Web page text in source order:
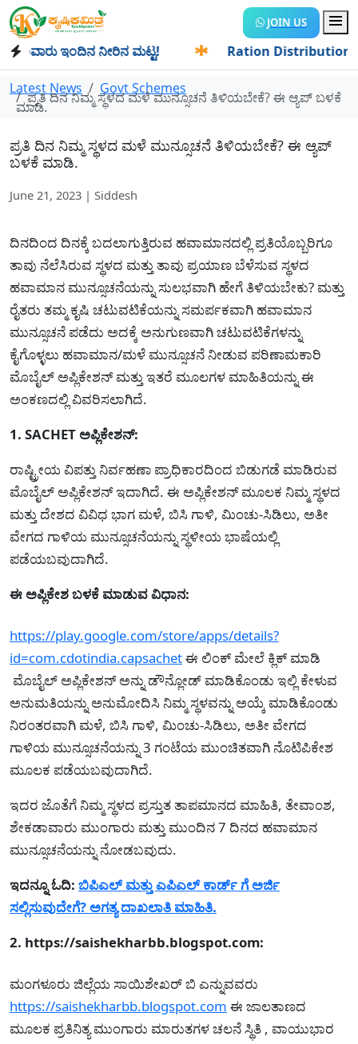
JOIN US
ಇಂದಿನ ನೀರಿನ ಮಟ್ಟ! Ration Distribution-
Latest News Govt Schemes
ಪ್ರತಿ ದಿನ ನಿಮ್ಮ ಸ್ಥಳದ ಮಳೆ ಮುನ್ಸೂಚನೆ ತಿಳಿಯಬೇಕೆ? ಈ ಆ್ಯಪ್ ಬಳಕೆ
ಮಾಡಿ.
ಪ್ರತಿ ದಿನ ನಿಮ್ಮ ಸ್ಥಳದ ಮಳೆ ಮುನ್ಸೂಚನೆ ತಿಳಿಯಬೇಕೆ? ಈ ಆ್ಯಪ್
ಬಳಕೆ ಮಾಡಿ.
June 21, 2023 | Siddesh
ದಿನದಿಂದ ದಿನಕ್ಕೆ ಬದಲಾಗುತ್ತಿರುವ ಹವಾಮಾನದಲ್ಲಿ ಪ್ರತಿಯೊಬ್ಬರಿಗೂ
ತಾವು ನೆಲೆಸಿರುವ ಸ್ಥಳದ ಮತ್ತು ತಾವು ಪ್ರಯಾಣ ಬೆಳೆಸುವ ಸ್ಥಳದ
ಹವಾಮಾನ ಮುನ್ಸೂಚನೆಯನ್ನು ಸುಲಭವಾಗಿ ಹೇಗೆ ತಿಳಿಯಬೇಕು? ಮತ್ತು
ರೈತರು ತಮ್ಮ ಕೃಷಿ ಚಟುವಟಿಕೆಯನ್ನು ಸಮರ್ಪಕವಾಗಿ ಹವಾಮಾನ
ಮುನ್ಸೂಚನೆ ಪಡೆದು ಅದಕ್ಕೆ ಅನುಗುಣವಾಗಿ ಚಟುವಟಿಕೆಗಳನ್ನು
ಕೈಗೊಳ್ಳಲು ಹವಾಮಾನ/ಮಳೆ ಮುನ್ಸೂಚನೆ ನೀಡುವ ಪರಿಣಾಮಕಾರಿ
ಮೊಬೈಲ್ ಅಪ್ಲಿಕೇಶನ್ ಮತ್ತು ಇತರೆ ಮೂಲಗಳ ಮಾಹಿತಿಯನ್ನು ಈ
ಅಂಕಣದಲ್ಲಿ ವಿವರಿಸಲಾಗಿದೆ.
1. SACHET ಅಪ್ಲಿಕೇಶನ್:
ರಾಷ್ಟ್ರೀಯ ವಿಪತ್ತು ನಿರ್ವಹಣಾ ಪ್ರಾಧಿಕಾರದಿಂದ ಬಿಡುಗಡೆ ಮಾಡಿರುವ
ಮೊಬೈಲ್ ಅಪ್ಲಿಕೇಶನ್ ಇದಾಗಿದೆ. ಈ ಅಪ್ಲಿಕೇಶನ್ ಮೂಲಕ ನಿಮ್ಮ ಸ್ಥಳದ
ಮತ್ತು ದೇಶದ ವಿವಿಧ ಭಾಗ ಮಳೆ, ಬಿಸಿ ಗಾಳಿ, ಮಿಂಚು-ಸಿಡಿಲು, ಅತೀ
ವೇಗದ ಗಾಳಿಯ ಮುನ್ಸೂಚನೆಯನ್ನು ಸ್ಥಳೀಯ ಭಾಷೆಯಲ್ಲಿ
ಪಡೆಯಬವುದಾಗಿದೆ.
ಈ ಅಪ್ಲಿಕೇಶ ಬಳಕೆ ಮಾಡುವ ವಿಧಾನ:
https://play.google.com/store/apps/details?
id=com.cdotindia.capsachetಈ ಲಿಂಕ್ ಮೇಲೆ ಕ್ಲಿಕ್ ಮಾಡಿ
ಮೊಬೈಲ್ ಅಪ್ಲಿಕೇಶನ್ ಅನ್ನು ಡೌನ್ಲೋಡ್ ಮಾಡಿಕೊಂಡು ಇಲ್ಲಿ ಕೇಳುವ
ಅನುಮತಿಯನ್ನು ಅನುಮೋದಿಸಿ ನಿಮ್ಮ ಸ್ಥಳವನ್ನು ಅಯ್ಕೆ ಮಾಡಿಕೊಂಡು
ನಿರಂತರವಾಗಿ ಮಳೆ, ಬಿಸಿ ಗಾಳಿ, ಮಿಂಚು-ಸಿಡಿಲು, ಅತೀ ವೇಗದ
ಗಾಳಿಯ ಮುನ್ಸೂಚನೆಯನ್ನು 3 ಗಂಟೆಯ ಮುಂಚಿತವಾಗಿ ನೊಟಿಪಿಕೇಶ
ಮೂಲಕ ಪಡೆಯಬವುದಾಗಿದೆ.
ಇದರ ಜೊತೆಗೆ ನಿಮ್ಮ ಸ್ಥಳದ ಪ್ರಸ್ತುತ ತಾಪಮಾನದ ಮಾಹಿತಿ, ತೇವಾಂಶ,
ಶೇಕಡಾವಾರು ಮುಂಗಾರು ಮತ್ತು ಮುಂದಿನ 7 ದಿನದ ಹವಾಮಾನ
ಮುನ್ಸೂಚನೆಯನ್ನು ನೋಡಬವುದು.
ಇದನ್ನೂ ಓದಿ: ಬಿಪಿಎಲ್ ಮತ್ತು ಎಪಿಎಲ್ ಕಾರ್ಡ್ ಗೆ ಅರ್ಜಿ
ಸಲ್ಲಿಸುವುದೇಗೆ? ಅಗತ್ಯ ದಾಖಲಾತಿ ಮಾಹಿತಿ.
2. https://saishekharbb.blogspot.com:
ಮಂಗಳೂರು ಜಿಲ್ಲೆಯ ಸಾಯಿಶೇಖರ್ ಬಿ ಎನ್ನುವವರು
https://saishekharbb.blogspot.com ಈ ಜಾಲತಾಣದ
ಮೂಲಕ ಪ್ರತಿನಿತ್ಯ ಮುಂಗಾರು ಮಾರುತಗಳ ಚಲನೆ ಸ್ಥಿತಿ , ವಾಯುಭಾರ